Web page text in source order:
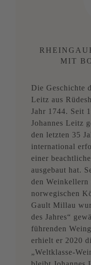
MIT
Die Geschichte
Leitz aus
Jahr 1744. Seit
Johannes Leitz
den letzten 35
international
einer
ausgebaut hat.
den
norwegischen
Gault Millau
des Jahres“
führenden
erhielt er 2020
„Weltklasse-